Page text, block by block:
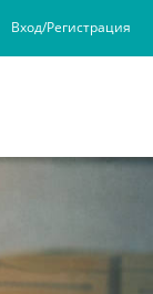
Вход/Регистрация